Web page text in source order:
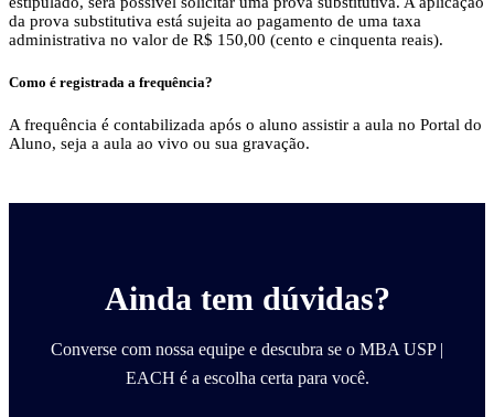
da prova substitutiva está sujeita ao pagamento de uma taxa
administrativa no valor de R$ 150,00 (cento e cinquenta reais).
Como é registrada a frequência?
A frequência é contabilizada após o aluno assistir a aula no Portal do
Aluno, seja a aula ao vivo ou sua gravação.
Ainda tem dúvidas?
Converse com nossa equipe e descubra se o MBA USP |
EACH é a escolha certa para você.